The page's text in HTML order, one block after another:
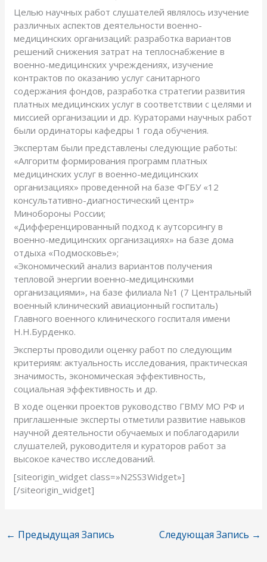
Целью научных работ слушателей являлось изучение
различных аспектов деятельности военно-
медицинских организаций: разработка вариантов
решений снижения затрат на теплоснабжение в
военно-медицинских учреждениях, изучение
контрактов по оказанию услуг санитарного
содержания фондов, разработка стратегии развития
платных медицинских услуг в соответствии с целями и
миссией организации и др. Кураторами научных работ
были ординаторы кафедры 1 года обучения.
Экспертам были представлены следующие работы:
«Алгоритм формирования программ платных
медицинских услуг в военно-медицинских
организациях» проведенной на базе ФГБУ «12
консультативно-диагностический центр»
Минобороны России;
«Дифференцированный подход к аутсорсингу в
военно-медицинских организациях» на базе дома
отдыха «Подмосковье»;
«Экономический анализ вариантов получения
тепловой энергии военно-медицинскими
организациями», на базе филиала №1 (7 Центральный
военный клинический авиационный госпиталь)
Главного военного клинического госпиталя имени
Н.Н.Бурденко.
Эксперты проводили оценку работ по следующим
критериям: актуальность исследования, практическая
значимость, экономическая эффективность,
социальная эффективность и др.
В ходе оценки проектов руководство ГВМУ МО РФ и
приглашенные эксперты отметили развитие навыков
научной деятельности обучаемых и поблагодарили
слушателей, руководителя и кураторов работ за
высокое качество исследований.
[siteorigin_widget class=»N2SS3Widget»]
[/siteorigin_widget]
← Предыдущая Запись Следующая Запись →